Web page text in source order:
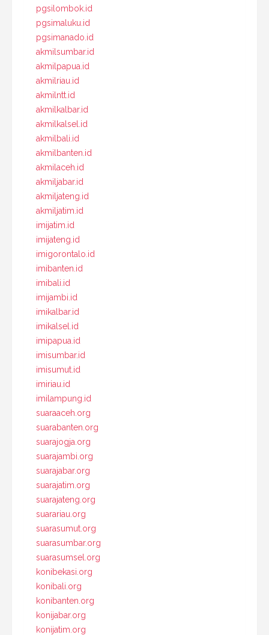
pgsilombok.id
pgsimaluku.id
pgsimanado.id
akmilsumbar.id
akmilpapua.id
akmilriau.id
akmilntt.id
akmilkalbar.id
akmilkalsel.id
akmilbali.id
akmilbanten.id
akmilaceh.id
akmiljabar.id
akmiljateng.id
akmiljatim.id
imijatim.id
imijateng.id
imigorontalo.id
imibanten.id
imibali.id
imijambi.id
imikalbar.id
imikalsel.id
imipapua.id
imisumbar.id
imisumut.id
imiriau.id
imilampung.id
suaraaceh.org
suarabanten.org
suarajogja.org
suarajambi.org
suarajabar.org
suarajatim.org
suarajateng.org
suarariau.org
suarasumut.org
suarasumbar.org
suarasumsel.org
konibekasi.org
konibali.org
konibanten.org
konijabar.org
konijatim.org